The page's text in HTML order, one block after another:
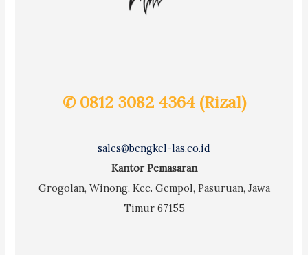
✆ 0812 3082 4364 (Rizal)
sales@bengkel-las.co.id
Kantor Pemasaran
Grogolan, Winong, Kec. Gempol, Pasuruan, Jawa
Timur 67155